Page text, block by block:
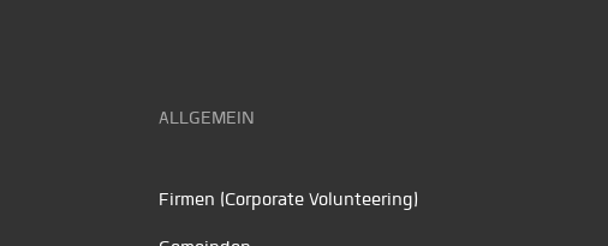
ALLGEMEIN
Firmen (Corporate Volunteering)